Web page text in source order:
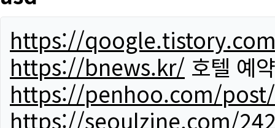
https://
https://bnews.kr/ 호텔 예약
https://penhoo.com/
https://seoulzine.com/